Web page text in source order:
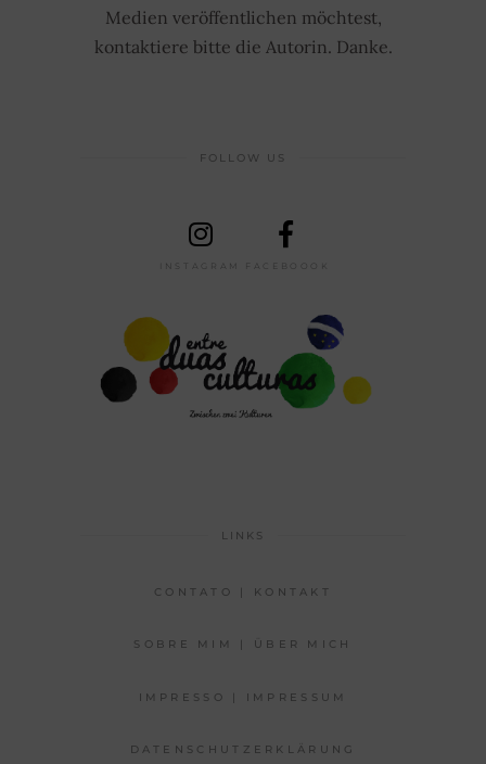
Medien veröffentlichen möchtest,
kontaktiere bitte die Autorin. Danke.
FOLLOW US
INSTAGRAM FACEBOOOK
LINKS
CONTATO | KONTAKT
SOBRE MIM | ÜBER MICH
IMPRESSO | IMPRESSUM
DATENSCHUTZERKLÄRUNG